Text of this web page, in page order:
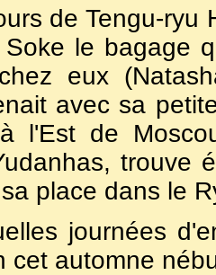
Tengu-ryu
le bagage
eux
avec sa
l'Est de
trouve
place dans le
cet automne